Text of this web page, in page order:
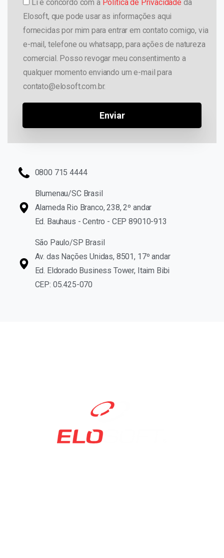
Li e concordo com a Política de Privacidade da
Elosoft, que pode usar as informações aqui
fornecidas por mim para entrar em contato comigo, via
e-mail, telefone ou whatsapp, para ações de natureza
comercial. Posso revogar meu consentimento a
qualquer momento enviando um e-mail para
contato@elosoft.com.br.
0800 715 4444
Blumenau/SC Brasil
Alameda Rio Branco, 238, 2º andar
Ed. Bauhaus - Centro - CEP 89010-913
São Paulo/SP Brasil
Av. das Nações Unidas, 8501, 17º andar
Ed. Eldorado Business Tower, Itaim Bibi
CEP: 05.425-070